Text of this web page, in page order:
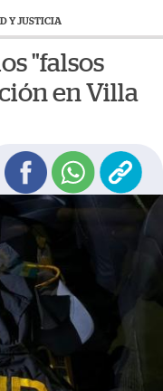
Y JUSTICIA
"falsos
en Villa